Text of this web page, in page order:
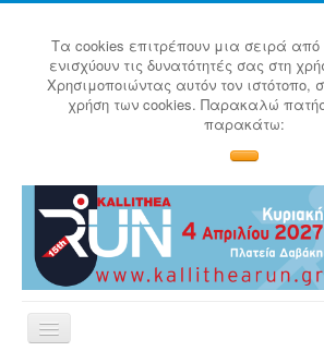
Τα cookies επιτρέπουν μια σειρά από
ενισχύουν τις δυνατότητές σας στη
Χρησιμοποιώντας αυτόν τον ιστότοπο,
χρήση των cookies. Παρακαλώ
παρακάτω: